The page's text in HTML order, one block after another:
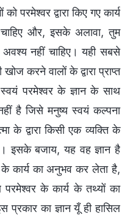
परमेश्वर द्वारा किए गए कार्य
और, इसके अलावा, तुम
नहीं चाहिए। यही सबसे
करने वालों के द्वारा प्राप्त
परमेश्वर के ज्ञान के साथ
है जिसे मनुष्य स्वयं कल्पना
के द्वारा किसी एक व्यक्ति के
इसके बजाय, यह वह ज्ञान है
कार्य का अनुभव कर लेता है,
के कार्य के तथ्यों का
का ज्ञान यूँ ही हासिल